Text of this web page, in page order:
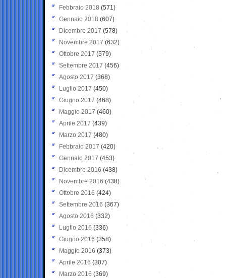
Febbraio 2018 (571)
Gennaio 2018 (607)
Dicembre 2017 (578)
Novembre 2017 (632)
Ottobre 2017 (579)
Settembre 2017 (456)
Agosto 2017 (368)
Luglio 2017 (450)
Giugno 2017 (468)
Maggio 2017 (460)
Aprile 2017 (439)
Marzo 2017 (480)
Febbraio 2017 (420)
Gennaio 2017 (453)
Dicembre 2016 (438)
Novembre 2016 (438)
Ottobre 2016 (424)
Settembre 2016 (367)
Agosto 2016 (332)
Luglio 2016 (336)
Giugno 2016 (358)
Maggio 2016 (373)
Aprile 2016 (307)
Marzo 2016 (369)